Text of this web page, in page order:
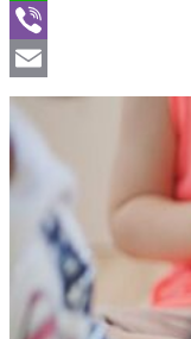
WhatsApp
Viber
Email